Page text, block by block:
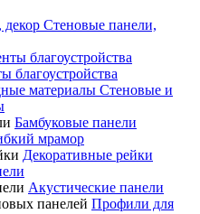
Стеновые панели,
благоустройства
Стеновые и
Бамбуковые панели
мрамор
Декоративные рейки
Акустические панели
Профили для